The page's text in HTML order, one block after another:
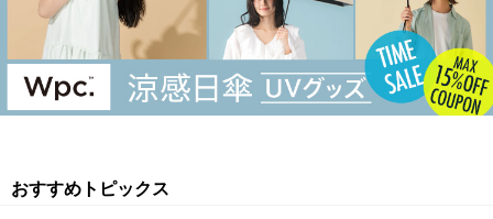
おすすめトピックス